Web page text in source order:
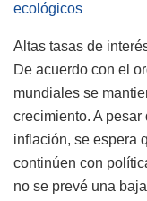
ecológicos
Altas tasas de
De acuerdo con el
mundiales se
crecimiento. A
inflación, se espera
continúen con
no se prevé una